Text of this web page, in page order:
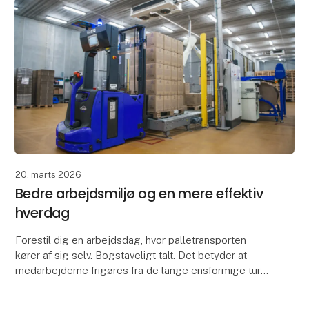
20. marts 2026
Bedre arbejdsmiljø og en mere effektiv
hverdag
Forestil dig en arbejdsdag, hvor palletransporten
kører af sig selv. Bogstaveligt talt. Det betyder at
medarbejderne frigøres fra de lange ensformige ture